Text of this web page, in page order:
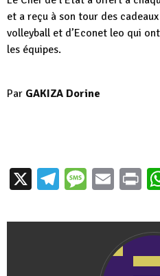
et a reçu à son tour des
volleyball et d’Econet leo qui
les équipes.
Par GAKIZA Dorine
X Telegram